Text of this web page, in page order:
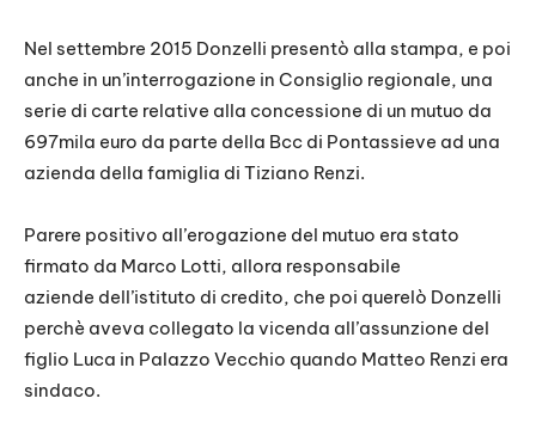
Nel settembre 2015 Donzelli presentò alla stampa, e poi
anche in un’interrogazione in Consiglio regionale, una
serie di carte relative alla concessione di un mutuo da
697mila euro da parte della Bcc di Pontassieve ad una
azienda della famiglia di Tiziano Renzi.
Parere positivo all’erogazione del mutuo era stato
firmato da Marco Lotti, allora responsabile
aziende dell’istituto di credito, che poi querelò Donzelli
perchè aveva collegato la vicenda all’assunzione del
figlio Luca in Palazzo Vecchio quando Matteo Renzi era
sindaco.